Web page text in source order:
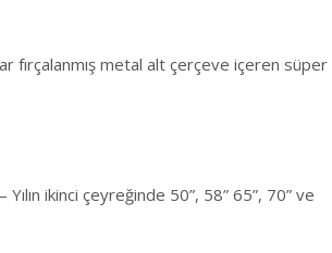
metal alt çerçeve içeren süper
ikinci çeyreğinde 50”, 58” 65”, 70” ve